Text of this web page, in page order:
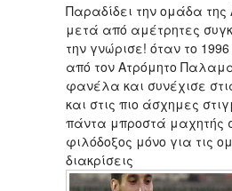
Παραδίδει την ομάδα
μετά από αμέτρητες
την γνώρισε! όταν το
από τον Ατρόμητο
φανέλα και συνέχισε
και στις πιο άσχημες
πάντα μπροστά μαχητής
φιλόδοξος μόνο για τις
διακρίσεις